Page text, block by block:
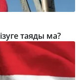
таяды ма?